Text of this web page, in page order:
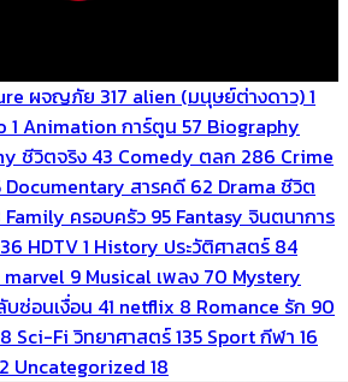
ผจญภัย 317 alien (มนุษย์ต่างดาว)1
1 Animation การ์ตูน 57 Biography
ชีวิตจริง 43 Comedy ตลก 286 Crime
Documentary สารคดี 62 Drama ชีวิต
Family ครอบครัว 95 Fantasy จินตนาการ
36 HDTV1 History ประวัติศาสตร์ 84
marvel 9 Musical เพลง 70 Mystery
ซ่อนเงื่อน 41 netflix 8 Romance รัก 90
Sci-Fi วิทยาศาสตร์135 Sport กีฬา 16
Uncategorized 18